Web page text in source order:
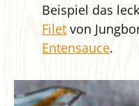
Beispiel das
Filet von
Entensauce.